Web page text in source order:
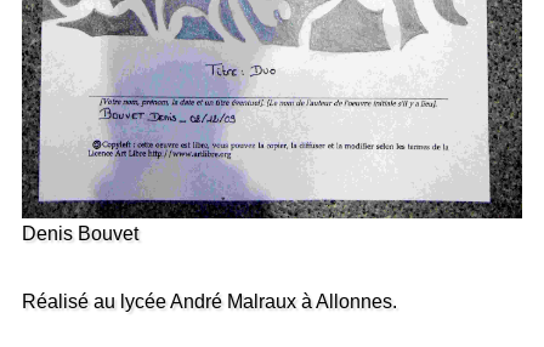
Denis Bouvet
Réalisé au lycée André Malraux à Allonnes.